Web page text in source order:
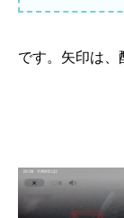
です。矢印は、